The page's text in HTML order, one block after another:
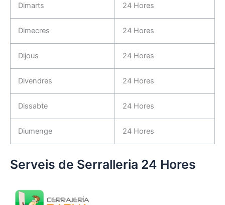
Dimarts 24 Hores
Dimecres 24 Hores
Dijous 24 Hores
Divendres 24 Hores
Dissabte 24 Hores
Diumenge 24 Hores
Serveis de Serralleria 24 Hores